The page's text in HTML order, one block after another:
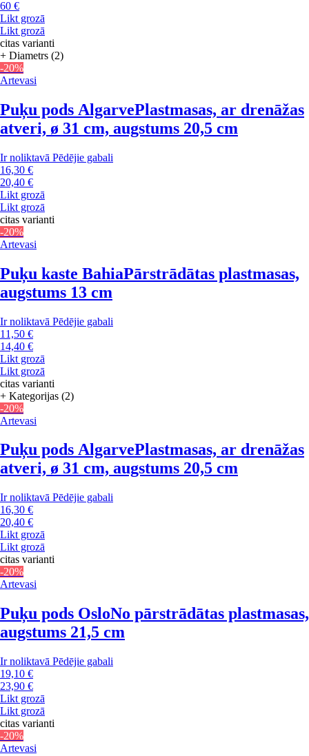
60 €
Likt grozā
Likt grozā
citas varianti
+ Diametrs (2)
-20%
Artevasi
Puķu pods AlgarvePlastmasas, ar drenāžas
atveri, ø 31 cm, augstums 20,5 cm
Ir noliktavā Pēdējie gabali
16,30 €
20,40 €
Likt grozā
Likt grozā
citas varianti
-20%
Artevasi
Puķu kaste BahiaPārstrādātas plastmasas,
augstums 13 cm
Ir noliktavā Pēdējie gabali
11,50 €
14,40 €
Likt grozā
Likt grozā
citas varianti
+ Kategorijas (2)
-20%
Artevasi
Puķu pods AlgarvePlastmasas, ar drenāžas
atveri, ø 31 cm, augstums 20,5 cm
Ir noliktavā Pēdējie gabali
16,30 €
20,40 €
Likt grozā
Likt grozā
citas varianti
-20%
Artevasi
Puķu pods OsloNo pārstrādātas plastmasas,
augstums 21,5 cm
Ir noliktavā Pēdējie gabali
19,10 €
23,90 €
Likt grozā
Likt grozā
citas varianti
-20%
Artevasi